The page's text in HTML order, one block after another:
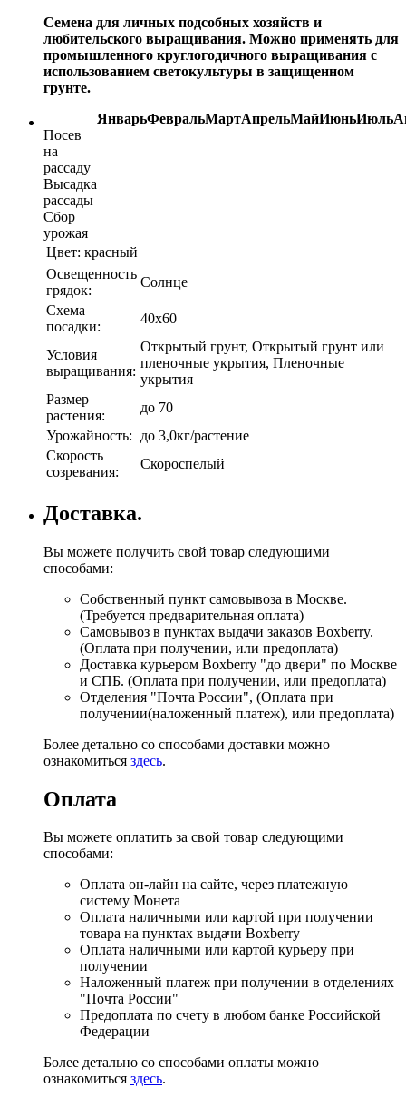
Семена для личных подсобных хозяйств и
любительского выращивания. Можно применять для
промышленного круглогодичного выращивания с
использованием светокультуры в защищенном
грунте.
ЯнварьФевральМартАпрельМайИюньИюль
Посев
на
рассаду
Высадка
рассады
Сбор
урожая
Цвет: красный
Освещенность
грядок:
Солнце
Схема
посадки:
40х60
Условия
выращивания:
Открытый грунт, Открытый грунт или
пленочные укрытия, Пленочные
укрытия
Размер
растения:
до 70
Урожайность:
до 3,0кг/растение
Скорость
созревания:
Скороспелый
Доставка.
Вы можете получить свой товар следующими
способами:
Собственный пункт самовывоза в Москве.
(Требуется предварительная оплата)
Самовывоз в пунктах выдачи заказов Boxberry.
(Оплата при получении, или предоплата)
Доставка курьером Boxberry "до двери" по Москве
и СПБ. (Оплата при получении, или предоплата)
Отделения "Почта России", (Оплата при
получении(наложенный платеж), или предоплата)
Более детально со способами доставки можно
ознакомиться здесь.
Оплата
Вы можете оплатить за свой товар следующими
способами:
Оплата он-лайн на сайте, через платежную
систему Монета
Оплата наличными или картой при получении
товара на пунктах выдачи Boxberry
Оплата наличными или картой курьеру при
получении
Наложенный платеж при получении в отделениях
"Почта России"
Предоплата по счету в любом банке Российской
Федерации
Более детально со способами оплаты можно
ознакомиться здесь.